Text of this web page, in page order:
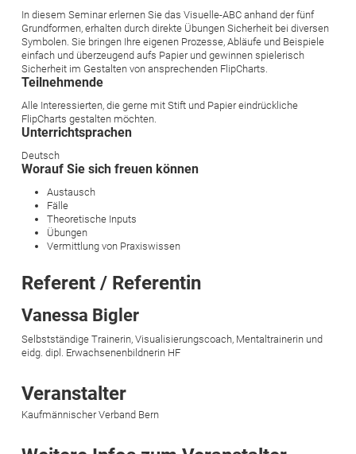
In diesem Seminar erlernen Sie das Visuelle-ABC anhand der fünf
Grundformen, erhalten durch direkte Übungen Sicherheit bei diversen
Symbolen. Sie bringen Ihre eigenen Prozesse, Abläufe und Beispiele
einfach und überzeugend aufs Papier und gewinnen spielerisch
Sicherheit im Gestalten von ansprechenden FlipCharts.
Teilnehmende
Alle Interessierten, die gerne mit Stift und Papier eindrückliche
FlipCharts gestalten möchten.
Unterrichtsprachen
Deutsch
Worauf Sie sich freuen können
Austausch
Fälle
Theoretische Inputs
Übungen
Vermittlung von Praxiswissen
Referent / Referentin
Vanessa Bigler
Selbstständige Trainerin, Visualisierungscoach, Mentaltrainerin und
eidg. dipl. Erwachsenenbildnerin HF
Veranstalter
Kaufmännischer Verband Bern